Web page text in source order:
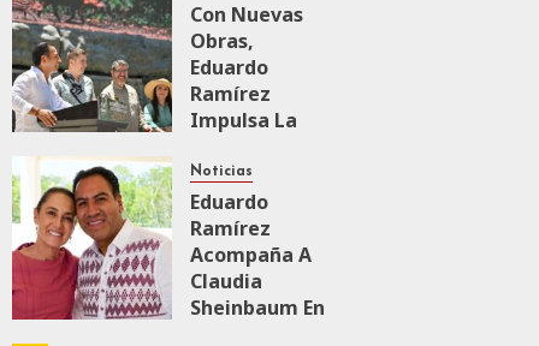
Con Nuevas
Obras,
Eduardo
Ramírez
Impulsa La
Integral Del
ZooMAT
JULIO 28, 2026
0
106
Noticias
Eduardo
Ramírez
Acompaña A
Claudia
Sheinbaum En